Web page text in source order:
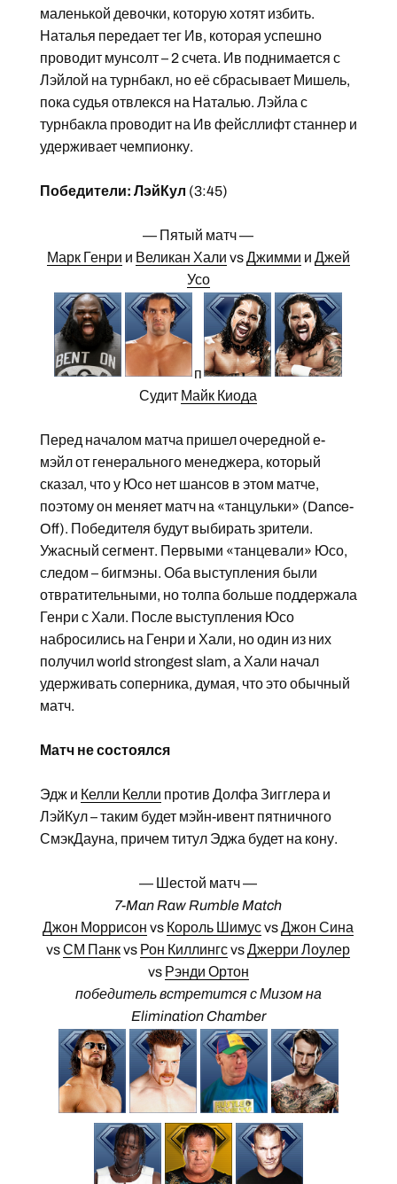
маленькой девочки, которую хотят избить.
Наталья передает тег Ив, которая успешно
проводит мунсолт – 2 счета. Ив поднимается с
Лэйлой на турнбакл, но её сбрасывает Мишель,
пока судья отвлекся на Наталью. Лэйла с
турнбакла проводит на Ив фейсллифт станнер и
удерживает чемпионку.
Победители: ЛэйКул (3:45)
— Пятый матч —
Марк Генри и Великан Хали vsДжимми и Джей
Усо
п
Судит Майк Киода
Перед началом матча пришел очередной е-
мэйл от генерального менеджера, который
сказал, что у Юсо нет шансов в этом матче,
поэтому он меняет матч на «танцульки» (Dance-
Off). Победителя будут выбирать зрители.
Ужасный сегмент. Первыми «танцевали» Юсо,
следом – бигмэны. Оба выступления были
отвратительными, но толпа больше поддержала
Генри с Хали. После выступления Юсо
набросились на Генри и Хали, но один из них
получил world strongest slam, а Хали начал
удерживать соперника, думая, что это обычный
матч.
Матч не состоялся
Эдж и Келли Келли против Долфа Зигглера и
ЛэйКул – таким будет мэйн-ивент пятничного
СмэкДауна, причем титул Эджа будет на кону.
— Шестой матч —
7-Man Raw Rumble Match
Джон Моррисон vs Король ШимусvsДжон Сина
vsСМ Панкvs Рон КиллингсvsДжерри Лоулер
vs Рэнди Ортон
победитель встретится с Мизом на
Elimination Chamber